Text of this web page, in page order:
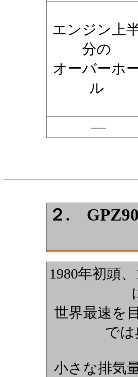
エンジン上
分の
オーバーホ
ル
―
２.
1980年初頭
世界最速を
で
小さな排気